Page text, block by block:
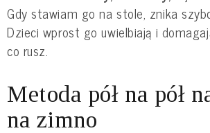
Gdy stawiam go na stole, znika
Dzieci wprost go uwielbiają i
co rusz.
Metoda pół na pół
na zimno